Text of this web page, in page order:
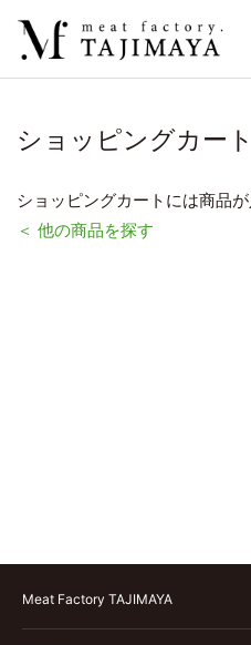
ショッピングカート
ショッピングカートには商品が
＜ 他の商品を探す
Meat Factory TAJIMAYA